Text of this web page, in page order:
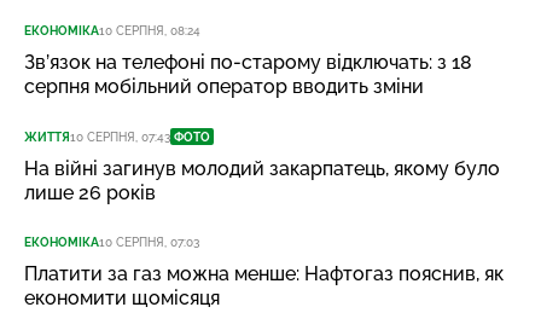
ЕКОНОМІКА10 СЕРПНЯ, 08:24
Зв’язок на телефоні по-старому відключать: з 18
серпня мобільний оператор вводить зміни
ЖИТТЯ10 СЕРПНЯ, 07:43 ФОТО
На війні загинув молодий закарпатець, якому було
лише 26 років
ЕКОНОМІКА10 СЕРПНЯ, 07:03
Платити за газ можна менше: Нафтогаз пояснив, як
економити щомісяця